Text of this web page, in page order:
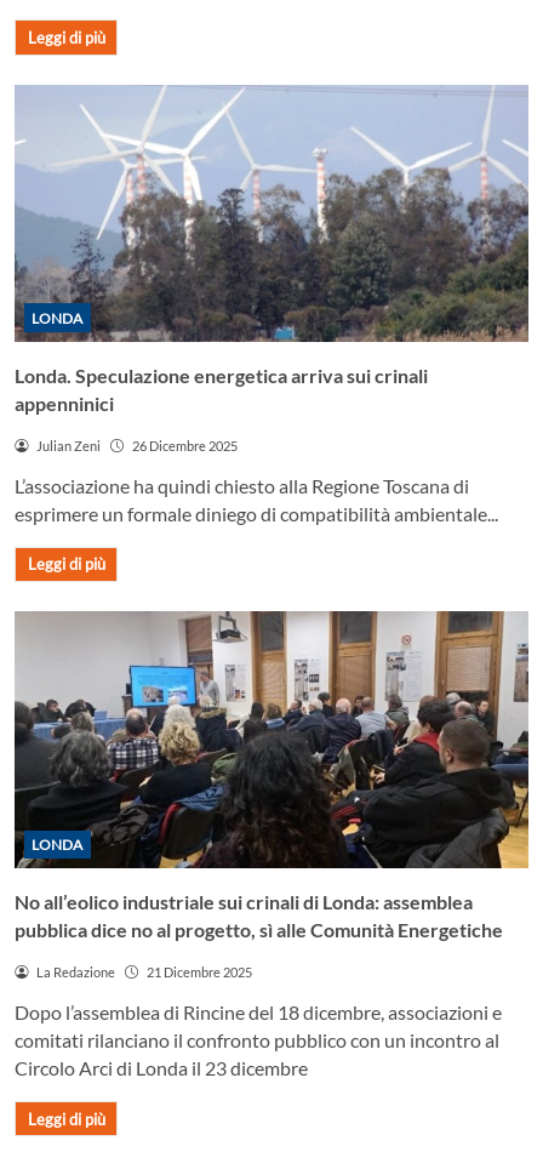
Leggi di più
LONDA
Londa. Speculazione energetica arriva sui crinali
appenninici
Julian Zeni 26 Dicembre 2025
L’associazione ha quindi chiesto alla Regione Toscana di
esprimere un formale diniego di compatibilità ambientale...
Leggi di più
LONDA
No all’eolico industriale sui crinali di Londa: assemblea
pubblica dice no al progetto, sì alle Comunità Energetiche
La Redazione 21 Dicembre 2025
Dopo l’assemblea di Rincine del 18 dicembre, associazioni e
comitati rilanciano il confronto pubblico con un incontro al
Circolo Arci di Londa il 23 dicembre
Leggi di più